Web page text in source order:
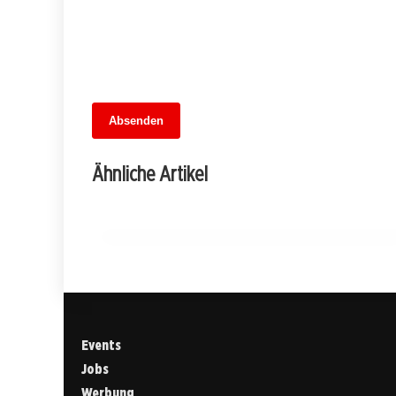
Absenden
Ähnliche Artikel
07. Juli 2026
E-Busse für Berlin: Der Weg in eine
Events
Jobs